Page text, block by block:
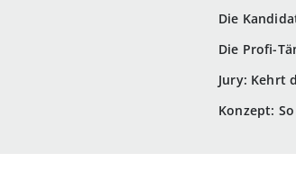
Die
Die Profi-
Jury: Kehrt
Konzept: